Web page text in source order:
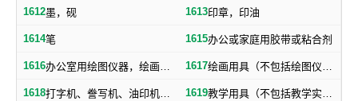
1612墨，砚 1613印章，印油
1614笔 1615办公或家庭用胶带或粘合剂
1616 办公室用绘图仪器，绘画仪器 1617 绘画用具（不包括绘图仪器，笔）
1618 打字机、誊写机、油印机及其附件（包括印刷铅字、印版） 1619 教学用具（不包括教学实验用仪器）